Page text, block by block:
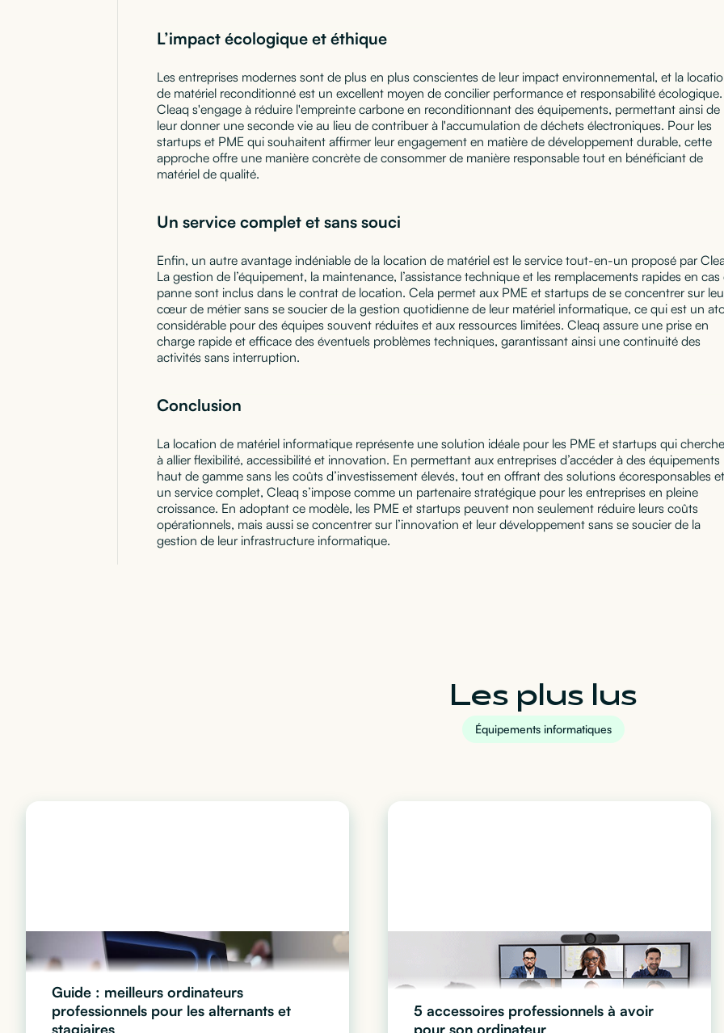
L’impact écologique et éthique
Les entreprises modernes sont de plus en plus conscientes de leur impact environnemental, et la
de matériel reconditionné est un excellent moyen de concilier performance et responsabilité écologique.
Cleaq s'engage à réduire l'empreinte carbone en reconditionnant des équipements, permettant ainsi de
leur donner une seconde vie au lieu de contribuer à l'accumulation de déchets électroniques. Pour les
startups et PME qui souhaitent affirmer leur engagement en matière de développement durable, cette
approche offre une manière concrète de consommer de manière responsable tout en bénéficiant de
matériel de qualité.
Un service complet et sans souci
Enfin, un autre avantage indéniable de la location de matériel est le service tout-en-un proposé par
La gestion de l’équipement, la maintenance, l’assistance technique et les remplacements rapides en cas
panne sont inclus dans le contrat de location. Cela permet aux PME et startups de se concentrer sur
cœur de métier sans se soucier de la gestion quotidienne de leur matériel informatique, ce qui est un
considérable pour des équipes souvent réduites et aux ressources limitées. Cleaq assure une prise en
charge rapide et efficace des éventuels problèmes techniques, garantissant ainsi une continuité des
activités sans interruption.
Conclusion
La location de matériel informatique représente une solution idéale pour les PME et startups qui
à allier flexibilité, accessibilité et innovation. En permettant aux entreprises d’accéder à des équipements
haut de gamme sans les coûts d’investissement élevés, tout en offrant des solutions écoresponsables et
un service complet, Cleaq s’impose comme un partenaire stratégique pour les entreprises en pleine
croissance. En adoptant ce modèle, les PME et startups peuvent non seulement réduire leurs coûts
opérationnels, mais aussi se concentrer sur l’innovation et leur développement sans se soucier de la
gestion de leur infrastructure informatique.
Les plus lus
Équipements informatiques
Guide : meilleurs ordinateurs
professionnels pour les alternants et
stagiaires
5 accessoires professionnels à avoir
pour son ordinateur